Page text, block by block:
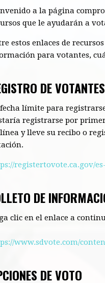
a la página
que le ayudarán a
estos enlaces de
para votantes,
DE VOTANTES
límite para
registrarse por
y lleve su recibo o
registertovote.ca.gov/
DE
clic en el enlace a
www.sdvote.com/
DE VOTO